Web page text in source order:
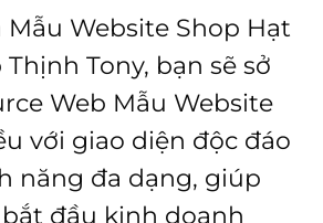
Website Shop Hạt
Tony, bạn sẽ sở
Web Mẫu Website
với giao diện độc đáo
năng đa dạng, giúp
đầu kinh doanh